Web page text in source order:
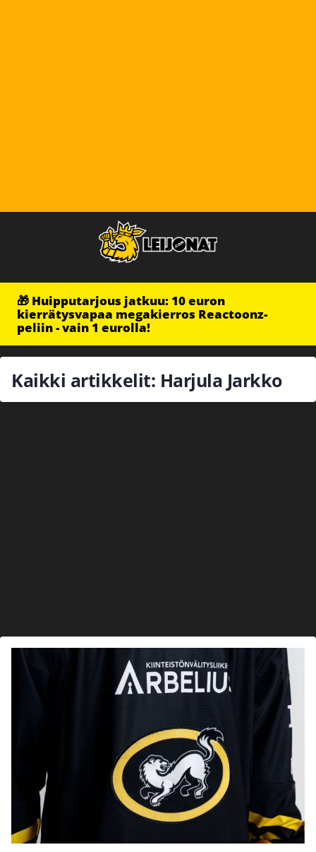
🎁 Huipputarjous jatkuu: 10 euron
kierrätysvapaa megakierros Reactoonz-
peliin - vain 1 eurolla!
Kaikki artikkelit: Harjula Jarkko